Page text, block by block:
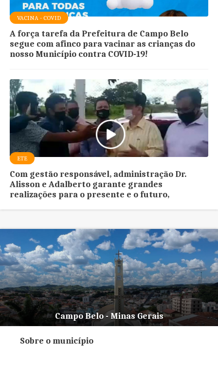
VACINA - COVID
A força tarefa da Prefeitura de Campo Belo
segue com afinco para vacinar as crianças do
nosso Município contra COVID-19!
ETE
Com gestão responsável, administração Dr.
Alisson e Adalberto garante grandes
realizações para o presente e o futuro,
Campo Belo - Minas Gerais
Sobre o município